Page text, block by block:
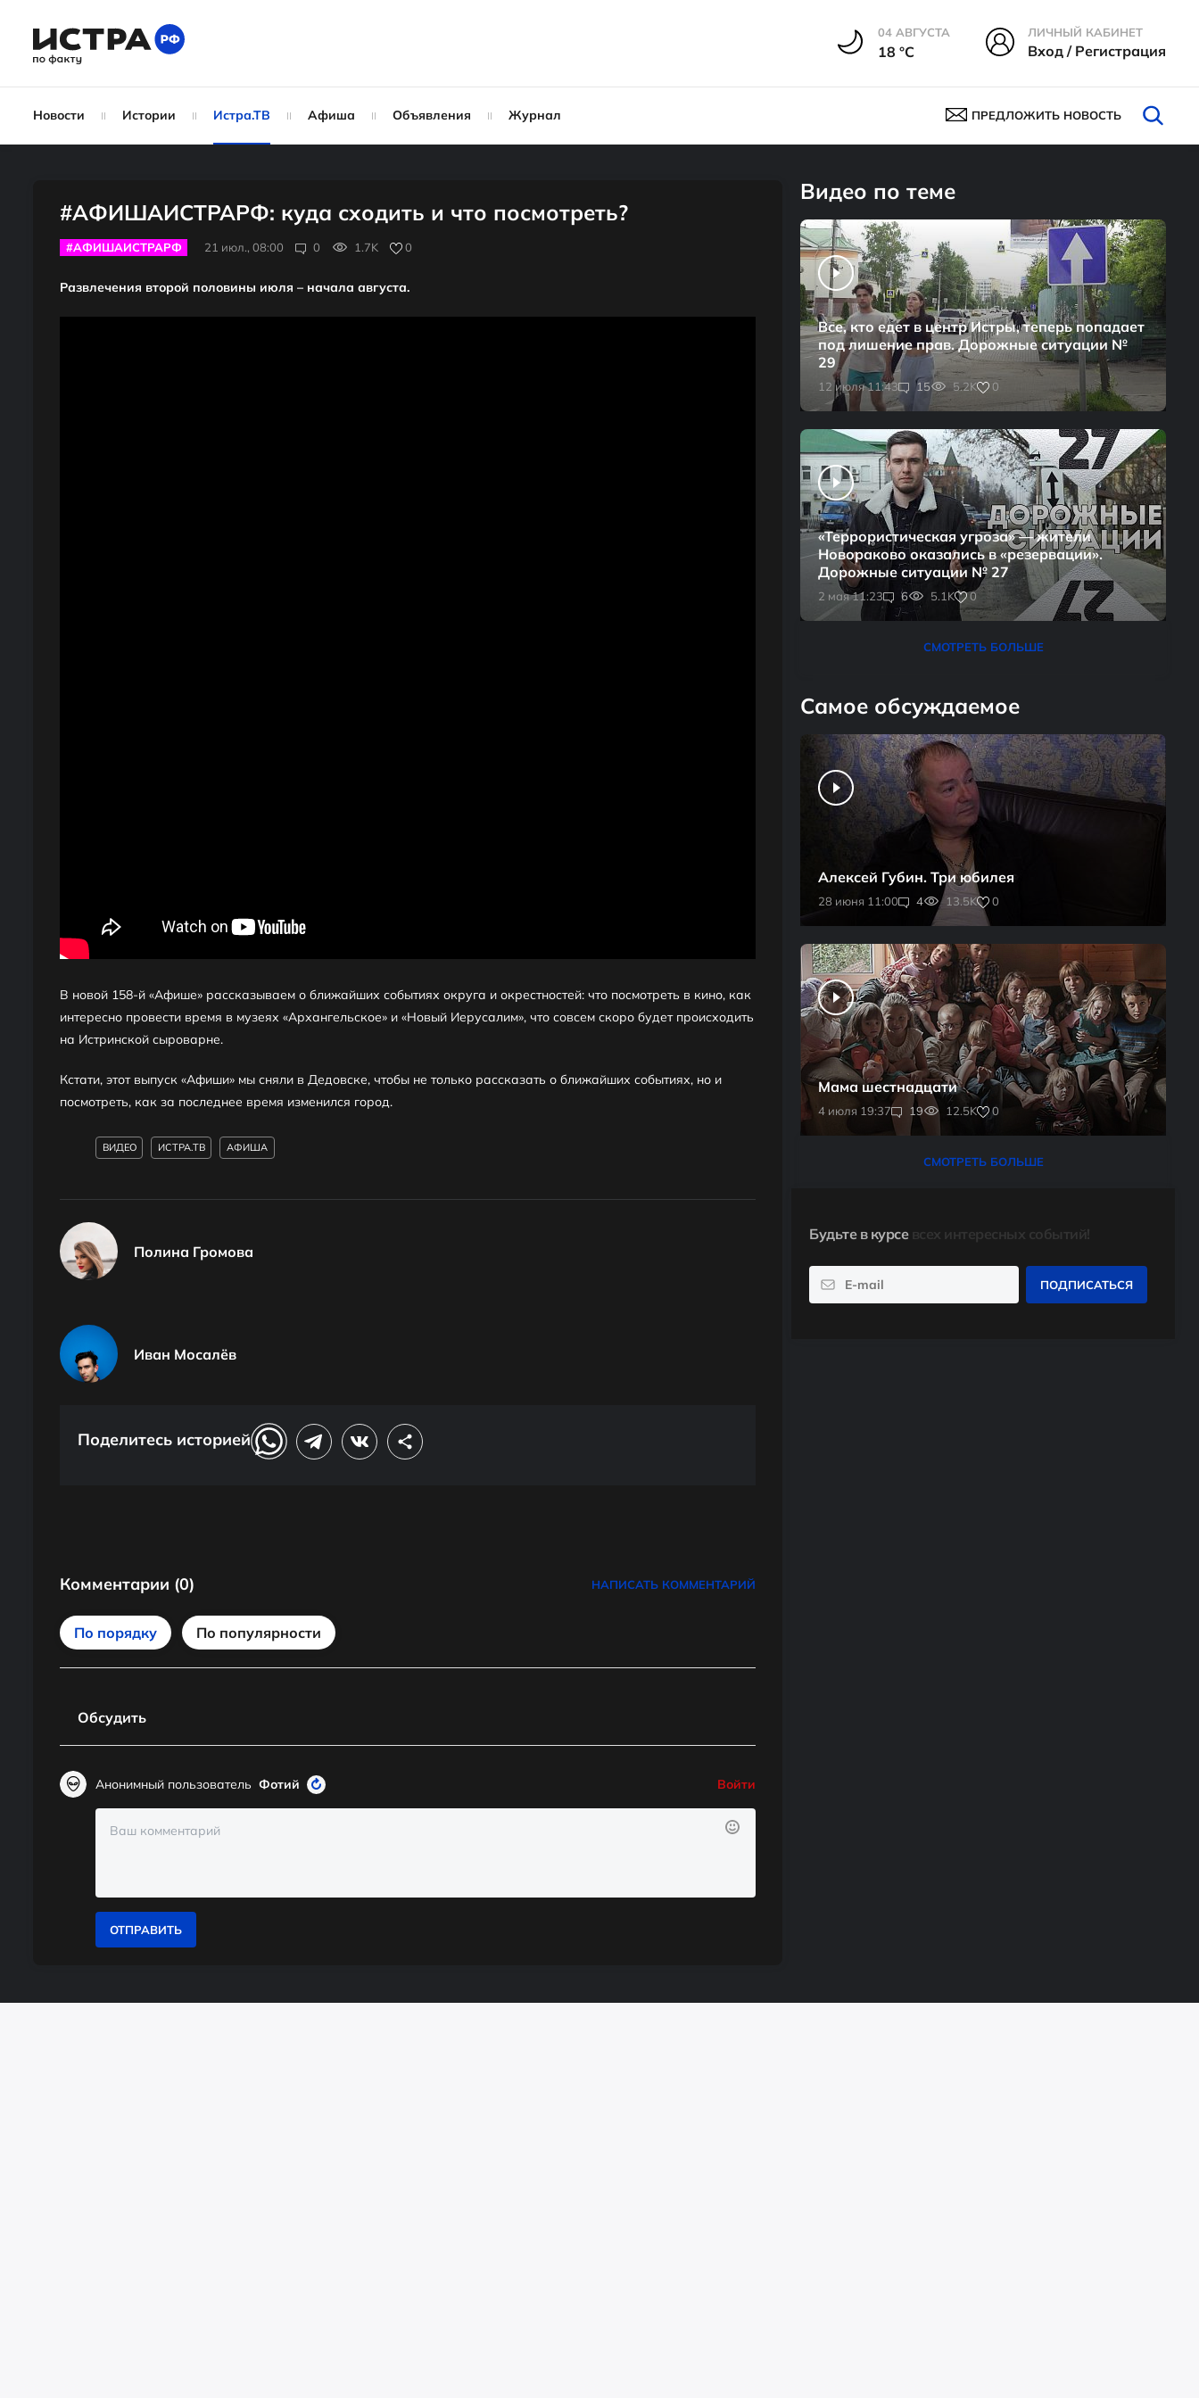
04 АВГУСТА
18 °С
ЛИЧНЫЙ КАБИНЕТ
Вход / Регистрация
Новости Истории Истра.ТВ Афиша Объявления Журнал ПРЕДЛОЖИТЬ НОВОСТЬ
#АФИШАИСТРАРФ: куда сходить и что посмотреть?
#АФИШАИСТРАРФ 21 июл., 08:00 0 1.7K 0
Развлечения второй половины июля – начала августа.
В новой 158-й «Афише» рассказываем о ближайших событиях округа и окрестностей: что посмотреть в кино, как
интересно провести время в музеях «Архангельское» и «Новый Иерусалим», что совсем скоро будет происходить
на Истринской сыроварне.
Кстати, этот выпуск «Афиши» мы сняли в Дедовске, чтобы не только рассказать о ближайших событиях, но и
посмотреть, как за последнее время изменился город.
ВИДЕО ИСТРА.ТВ АФИША
Полина Громова
Иван Мосалёв
Поделитесь историей
Комментарии (0) НАПИСАТЬ КОММЕНТАРИЙ
По порядку По популярности
Обсудить
Анонимный пользователь Фотий Войти
ОТПРАВИТЬ
Видео по теме
12 июля 11:43 15 5.2K 0
Все, кто едет в центр Истры, теперь попадает
под лишение прав. Дорожные ситуации №
29
2 мая 11:23 6 5.1K 0
«Террористическая угроза» — жители
Новораково оказались в «резервации».
Дорожные ситуации № 27
СМОТРЕТЬ БОЛЬШЕ
Самое обсуждаемое
28 июня 11:00 4 13.5K 0
Алексей Губин. Три юбилея
4 июля 19:37 19 12.5K 0
Мама шестнадцати
СМОТРЕТЬ БОЛЬШЕ
Будьте в курсе всех интересных событий!
ПОДПИСАТЬСЯ